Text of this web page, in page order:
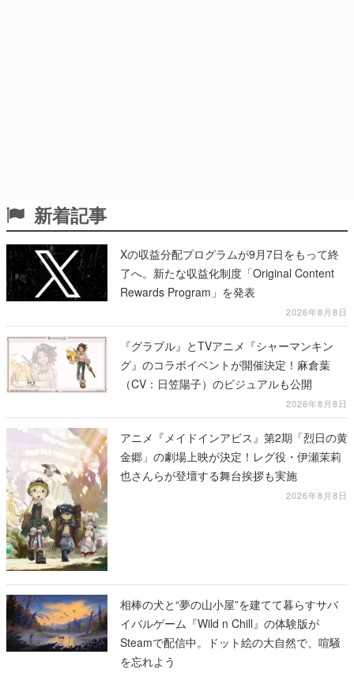
新着記事
Xの収益分配プログラムが9月7日をもって終
了へ。新たな収益化制度「Original Content
Rewards Program」を発表
2026年8月8日
『グラブル』とTVアニメ『シャーマンキン
グ』のコラボイベントが開催決定！麻倉葉
（CV：日笠陽子）のビジュアルも公開
2026年8月8日
アニメ『メイドインアビス』第2期「烈日の黄
金郷」の劇場上映が決定！レグ役・伊瀬茉莉
也さんらが登壇する舞台挨拶も実施
2026年8月8日
相棒の犬と“夢の山小屋”を建てて暮らすサバ
イバルゲーム『Wild n Chill』の体験版が
Steamで配信中。ドット絵の大自然で、喧騒
を忘れよう